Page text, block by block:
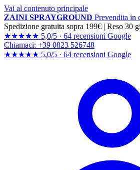
Vai al contenuto principale
ZAINI SPRAYGROUND Prevendita in
Spedizione gratuita sopra 199€ | Reso 30
★★★★★ 5,0/5 · 64 recensioni Google
Chiamaci: +39 0823 526748
★★★★★ 5,0/5 · 64 recensioni Google